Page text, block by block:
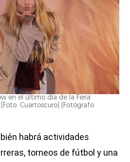
en el último día de la Feria
Cuartoscuro)
(Fotógrafo
habrá actividades
torneos de fútbol y una